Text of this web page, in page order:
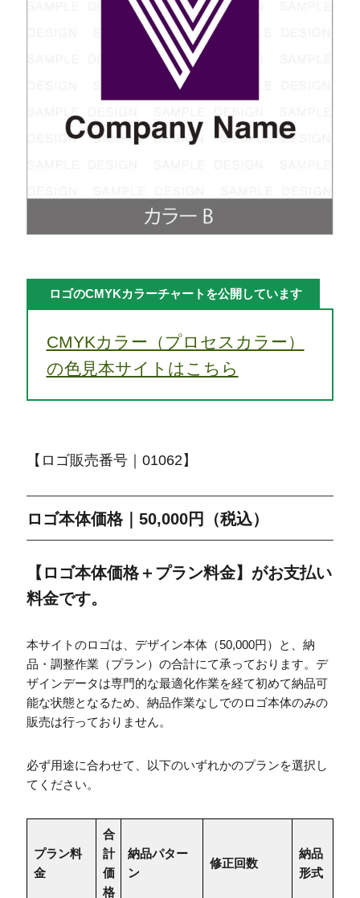
ロゴのCMYKカラーチャートを公開しています
CMYKカラー（プロセスカラー）
の色見本サイトはこちら
【ロゴ販売番号｜01062】
ロゴ本体価格｜50,000円（税込）
【ロゴ本体価格＋プラン料金】がお支払い
料金です。
本サイトのロゴは、デザイン本体（50,000円）と、納
品・調整作業（プラン）の合計にて承っております。デ
ザインデータは専門的な最適化作業を経て初めて納品可
能な状態となるため、納品作業なしでのロゴ本体のみの
販売は行っておりません。
必ず用途に合わせて、以下のいずれかのプランを選択し
てください。
プラン料
金
合
計
価
格
納品パター
ン
修正回数
納品
形式